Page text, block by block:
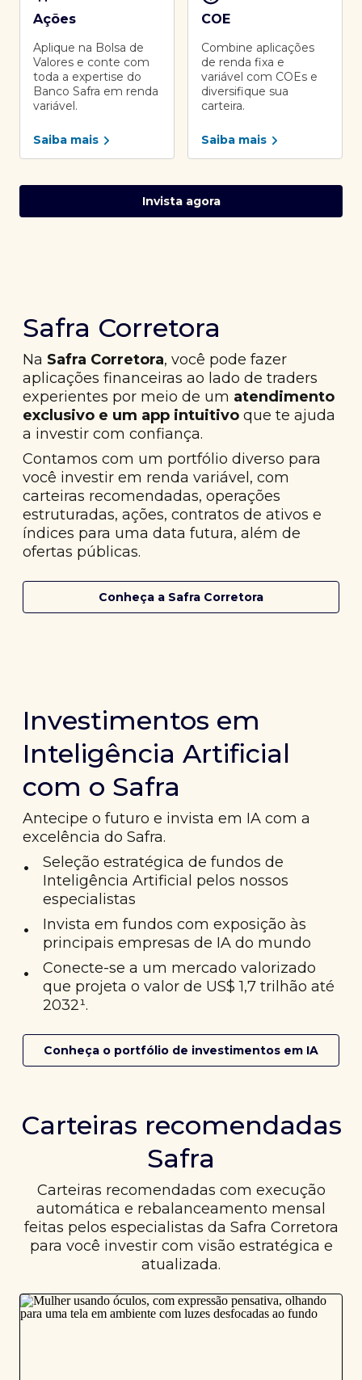
Ações
Aplique na Bolsa de
Valores e conte com
toda a expertise do
Banco Safra em renda
variável.
Saiba mais
COE
Combine aplicações
de renda fixa e
variável com COEs e
diversifique sua
carteira.
Saiba mais
Invista agora
Safra Corretora
Na Safra Corretora, você pode fazer
aplicações financeiras ao lado de traders
experientes por meio de um atendimento
exclusivo e um app intuitivo que te ajuda
a investir com confiança.
Contamos com um portfólio diverso para
você investir em renda variável, com
carteiras recomendadas, operações
estruturadas, ações, contratos de ativos e
índices para uma data futura, além de
ofertas públicas.
Conheça a Safra Corretora
Investimentos em
Inteligência Artificial
com o Safra
Antecipe o futuro e invista em IA com a
excelência do Safra.
•
Seleção estratégica de fundos de
Inteligência Artificial pelos nossos
especialistas
•
Invista em fundos com exposição às
principais empresas de IA do mundo
•
Conecte-se a um mercado valorizado
que projeta o valor de US$ 1,7 trilhão até
2032¹.
Conheça o portfólio de investimentos em IA
Carteiras recomendadas
Safra
Carteiras recomendadas com execução
automática e rebalanceamento mensal
feitas pelos especialistas da Safra Corretora
para você investir com visão estratégica e
atualizada.